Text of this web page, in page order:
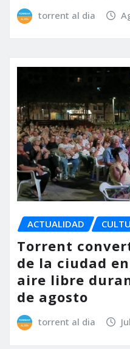
torrent al dia
ACTUALIDAD
Torrent
de la ciudad
aire libre
de agosto
torrent al dia